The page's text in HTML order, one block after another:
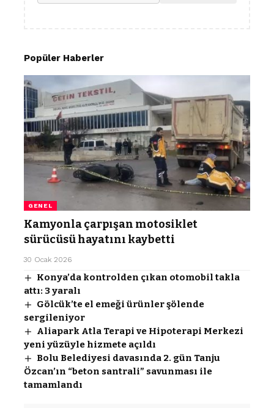
Popüler Haberler
GENEL
Kamyonla çarpışan motosiklet
sürücüsü hayatını kaybetti
30 Ocak 2026
Konya’da kontrolden çıkan otomobil takla
attı: 3 yaralı
Gölcük’te el emeği ürünler şölende
sergileniyor
Aliapark Atla Terapi ve Hipoterapi Merkezi
yeni yüzüyle hizmete açıldı
Bolu Belediyesi davasında 2. gün Tanju
Özcan’ın “beton santrali” savunması ile
tamamlandı